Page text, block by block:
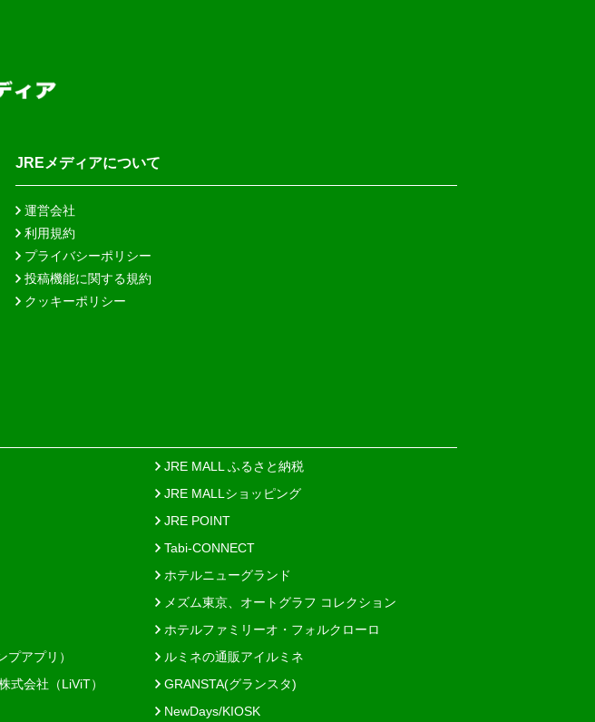
JREメディアについて
運営会社
利用規約
プライバシーポリシー
投稿機能に関する規約
クッキーポリシー
JRE MALL ふるさと納税
JRE MALLショッピング
JRE POINT
Tabi-CONNECT
ホテルニューグランド
メズム東京、オートグラフ コレクション
ホテルファミリーオ・フォルクローロ
アプリ）
ルミネの通販アイルミネ
式会社（LiViT）
GRANSTA(グランスタ)
NewDays/KIOSK